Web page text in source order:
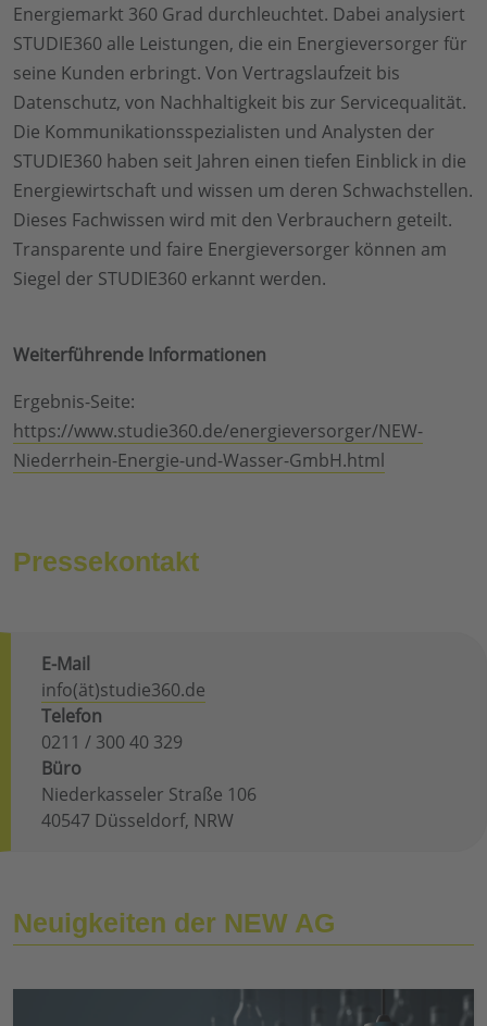
Energiemarkt 360 Grad durchleuchtet. Dabei analysiert
STUDIE360 alle Leistungen, die ein Energieversorger für
seine Kunden erbringt. Von Vertragslaufzeit bis
Datenschutz, von Nachhaltigkeit bis zur Servicequalität.
Die Kommunikationsspezialisten und Analysten der
STUDIE360 haben seit Jahren einen tiefen Einblick in die
Energiewirtschaft und wissen um deren Schwachstellen.
Dieses Fachwissen wird mit den Verbrauchern geteilt.
Transparente und faire Energieversorger können am
Siegel der STUDIE360 erkannt werden.
Weiterführende Informationen
Ergebnis-Seite:
https://www.studie360.de/energieversorger/NEW-
Niederrhein-Energie-und-Wasser-GmbH.html
Pressekontakt
E-Mail
info(ät)studie360.de
Telefon
0211 / 300 40 329
Büro
Niederkasseler Straße 106
40547 Düsseldorf, NRW
Neuigkeiten der NEW AG